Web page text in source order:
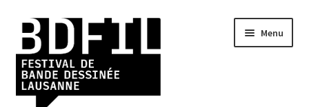
Aller
la
navigation
Aller
au
contenu
Menu